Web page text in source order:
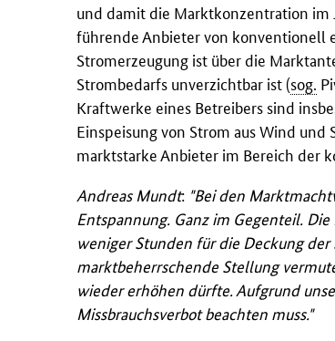
und damit die Marktkonzentration im
führende Anbieter von konventionell
Stromerzeugung ist über die
Strombedarfs unverzichtbar ist (sog.
Kraftwerke eines Betreibers sind
Einspeisung von Strom aus Wind
marktstarke Anbieter im Bereich der
Andreas Mundt: "Bei den
Entspannung. Ganz im Gegenteil.
weniger Stunden für die Deckung
marktbeherrschende Stellung
wieder erhöhen dürfte. Aufgrund
Missbrauchsverbot beachten muss."